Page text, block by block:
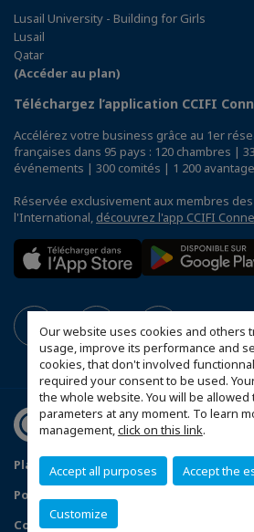
Our website uses cookies and others
usage, improve its performance and
cookies, that don't involved
required your consent to be used.
the whole website. You will be
parameters at any moment. To learn
management,click on this link.
Accept all purposes Accept the
Customize
Lusail University - Building for Girls
Lusail
Qatar
(Accéder au plan)
Téléchargez l’application CCIFI
Accélérez votre business grâce au 1er
françaises dans 95 pays : 120 chambres |
événements | 300 comités | 1 200
Réservée exclusivement aux membres des
l'International, découvrez l'app CCIFI
Plan du site
Mentions légales
Politique de confidentialité
Configurer vos préférences cookies